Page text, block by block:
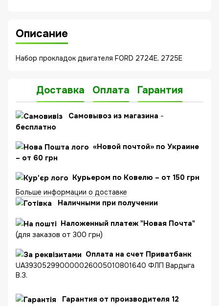
Описание
Набор прокладок двигателя FORD 2724E, 2725E
Доставка Оплата Гарантия
Cамовывоз из магазина -
бесплатно
«Новой почтой» по Украине
– от 60 грн
Курьером по Ковелю – от 150 грн
Больше информации о доставке
Наличными при получении
Наложенный платеж "Новая Почта"
(для заказов от 300 грн)
Оплата на счет Приватбанк
UA393052990000026005010801640 ФЛП Вардыга
В.З.
Гарантия от производителя 12